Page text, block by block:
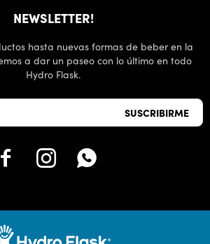
NEWSLETTER!
hasta nuevas formas de beber en la
a dar un paseo con lo último en todo
Hydro Flask.
SUSCRIBIRME
  